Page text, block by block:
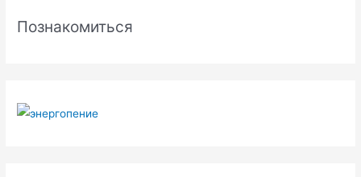
Познакомиться
у
к